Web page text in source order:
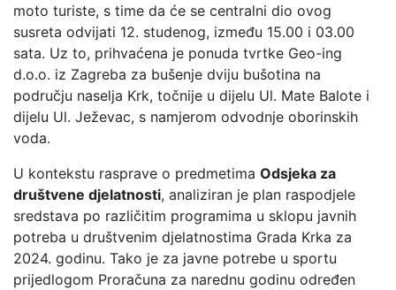
moto turiste, s time da će se centralni dio ovog
susreta odvijati 12. studenog, između 15.00 i 03.00
sata. Uz to, prihvaćena je ponuda tvrtke Geo-ing
d.o.o. iz Zagreba za bušenje dviju bušotina na
području naselja Krk, točnije u dijelu Ul. Mate Balote i
dijelu Ul. Ježevac, s namjerom odvodnje oborinskih
voda.
U kontekstu rasprave o predmetima Odsjeka za
društvene djelatnosti, analiziran je plan raspodjele
sredstava po različitim programima u sklopu javnih
potreba u društvenim djelatnostima Grada Krka za
2024. godinu. Tako je za javne potrebe u sportu
prijedlogom Proračuna za narednu godinu određen